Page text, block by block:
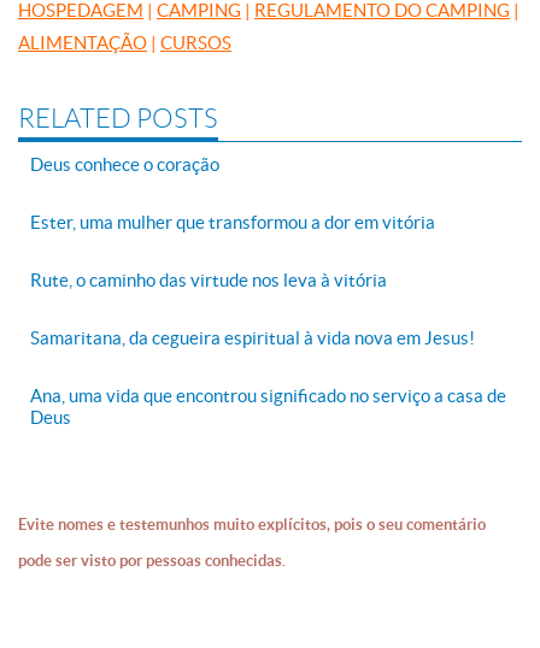
HOSPEDAGEM | CAMPING | REGULAMENTO DO CAMPING |
ALIMENTAÇÃO | CURSOS
RELATED POSTS
Deus conhece o coração
Ester, uma mulher que transformou a dor em vitória
Rute, o caminho das virtude nos leva à vitória
Samaritana, da cegueira espiritual à vida nova em Jesus!
Ana, uma vida que encontrou significado no serviço a casa de
Deus
Evite nomes e testemunhos muito explícitos, pois o seu comentário
pode ser visto por pessoas conhecidas.